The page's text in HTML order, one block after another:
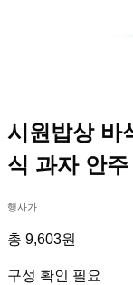
시원밥상 바
식 과자 안
행사가
총 9,603원
구성 확인 필요